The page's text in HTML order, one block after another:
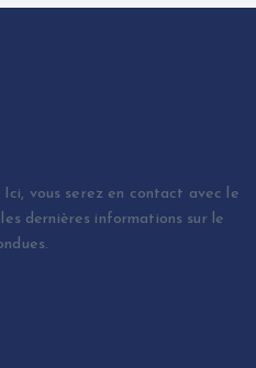
vous serez en contact avec le
dernières informations sur le